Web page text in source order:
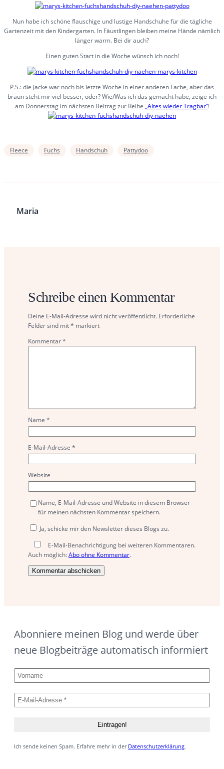
Nun habe ich schöne flauschige und lustige Handschuhe für die tägliche
Gartenzeit mit den Kindergarten. In Fäustlingen bleiben meine Hände nämlich
länger warm. Bei dir auch?
Einen guten Start in die Woche wünsch ich noch!
P.S.: die Jacke war noch bis letzte Woche in einer anderen Farbe, aber das
braun steht mir viel besser, oder? Wie/Was ich das gemacht habe, zeige ich
am Donnerstag im nächsten Beitrag zur Reihe „Altes wieder Tragbar“!
Fleece Fuchs Handschuh Pattydoo
Maria
Schreibe einen Kommentar
Deine E-Mail-Adresse wird nicht veröffentlicht. Erforderliche
Felder sind mit* markiert
Kommentar*
Name *
E-Mail-Adresse *
Website
Name, E-Mail-Adresse und Website in diesem Browser
für meinen nächsten Kommentar speichern.
Ja, schicke mir den Newsletter dieses Blogs zu.
E-Mail-Benachrichtigung bei weiteren Kommentaren.
Auch möglich:Abo ohne Kommentar.
Abonniere meinen Blog und werde über
neue Blogbeiträge automatisch informiert
Ich sende keinen Spam. Erfahre mehr in der Datenschutzerklärung.